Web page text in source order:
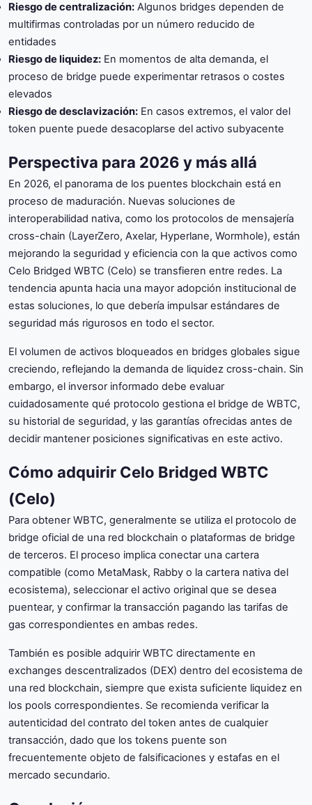
Riesgo de centralización: Algunos bridges dependen de
multifirmas controladas por un número reducido de
entidades
Riesgo de liquidez: En momentos de alta demanda, el
proceso de bridge puede experimentar retrasos o costes
elevados
Riesgo de desclavización: En casos extremos, el valor del
token puente puede desacoplarse del activo subyacente
Perspectiva para 2026 y más allá
En 2026, el panorama de los puentes blockchain está en
proceso de maduración. Nuevas soluciones de
interoperabilidad nativa, como los protocolos de mensajería
cross-chain (LayerZero, Axelar, Hyperlane, Wormhole), están
mejorando la seguridad y eficiencia con la que activos como
Celo Bridged WBTC (Celo) se transfieren entre redes. La
tendencia apunta hacia una mayor adopción institucional de
estas soluciones, lo que debería impulsar estándares de
seguridad más rigurosos en todo el sector.
El volumen de activos bloqueados en bridges globales sigue
creciendo, reflejando la demanda de liquidez cross-chain. Sin
embargo, el inversor informado debe evaluar
cuidadosamente qué protocolo gestiona el bridge de WBTC,
su historial de seguridad, y las garantías ofrecidas antes de
decidir mantener posiciones significativas en este activo.
Cómo adquirir Celo Bridged WBTC
(Celo)
Para obtener WBTC, generalmente se utiliza el protocolo de
bridge oficial de una red blockchain o plataformas de bridge
de terceros. El proceso implica conectar una cartera
compatible (como MetaMask, Rabby o la cartera nativa del
ecosistema), seleccionar el activo original que se desea
puentear, y confirmar la transacción pagando las tarifas de
gas correspondientes en ambas redes.
También es posible adquirir WBTC directamente en
exchanges descentralizados (DEX) dentro del ecosistema de
una red blockchain, siempre que exista suficiente liquidez en
los pools correspondientes. Se recomienda verificar la
autenticidad del contrato del token antes de cualquier
transacción, dado que los tokens puente son
frecuentemente objeto de falsificaciones y estafas en el
mercado secundario.